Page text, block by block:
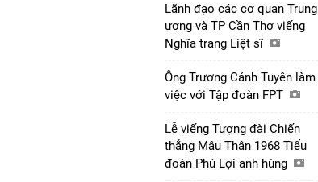
Lãnh đạo các cơ quan Trung
ương và TP Cần Thơ viếng
Nghĩa trang Liệt sĩ
Ông Trương Cảnh Tuyên làm
việc với Tập đoàn FPT
Lễ viếng Tượng đài Chiến
thắng Mậu Thân 1968 Tiểu
đoàn Phú Lợi anh hùng